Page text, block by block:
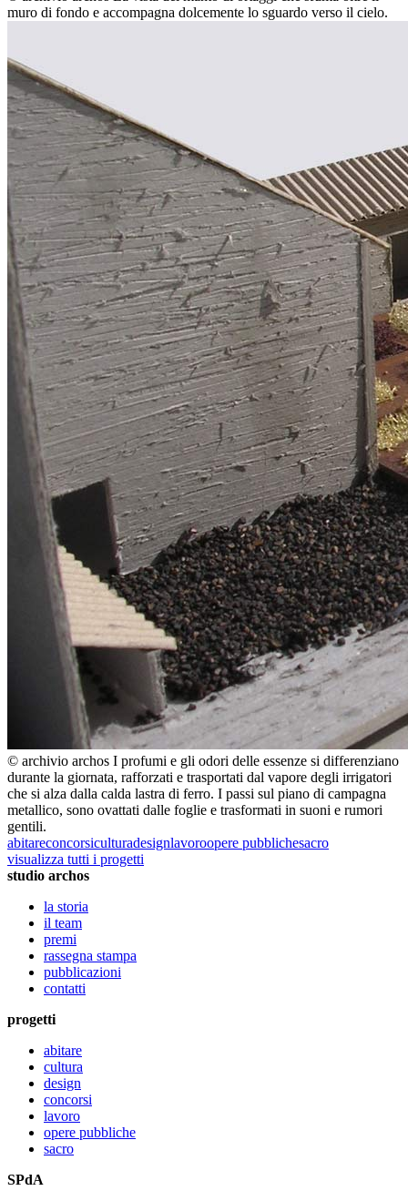
muro di fondo e accompagna dolcemente lo sguardo verso il cielo.
© archivio archos I profumi e gli odori delle essenze si differenziano
durante la giornata, rafforzati e trasportati dal vapore degli irrigatori
che si alza dalla calda lastra di ferro. I passi sul piano di campagna
metallico, sono ovattati dalle foglie e trasformati in suoni e rumori
gentili.
abitareconcorsiculturadesignlavoroopere pubblichesacro
visualizza tutti i progetti
studio archos
la storia
il team
premi
rassegna stampa
pubblicazioni
contatti
progetti
abitare
cultura
design
concorsi
lavoro
opere pubbliche
sacro
SPdA